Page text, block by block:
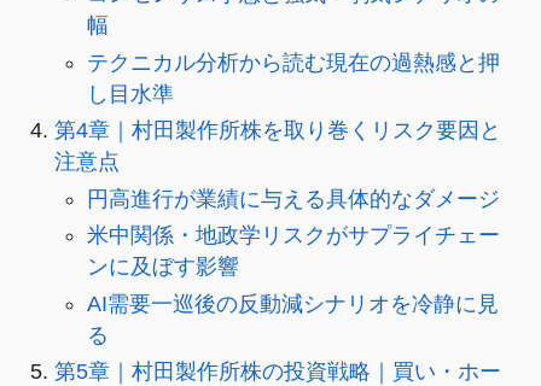
幅
テクニカル分析から読む現在の過熱感と押
し目水準
第4章｜村田製作所株を取り巻くリスク要因と
注意点
円高進行が業績に与える具体的なダメージ
米中関係・地政学リスクがサプライチェー
ンに及ぼす影響
AI需要一巡後の反動減シナリオを冷静に見
る
第5章｜村田製作所株の投資戦略｜買い・ホー